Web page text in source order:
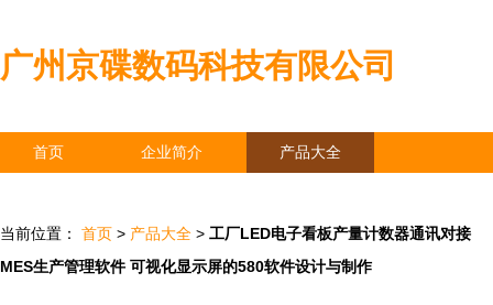
广州京碟数码科技有限公司
首页 企业简介 产品大全
当前位置： 首页 > 产品大全 > 工厂LED电子看板产量计数器通讯对接
MES生产管理软件 可视化显示屏的580软件设计与制作